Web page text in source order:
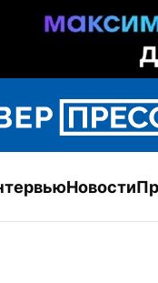
Новости